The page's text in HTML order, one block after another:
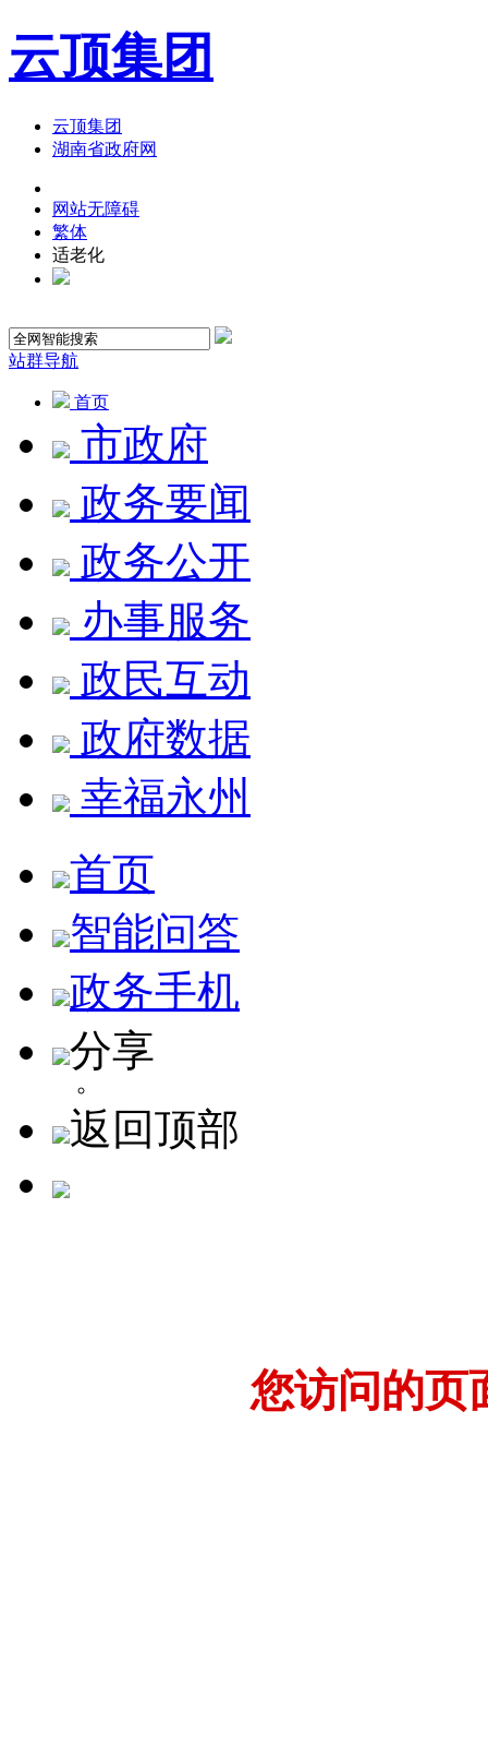
云顶集团
云顶集团
湖南省政府网
网站无障碍
繁体
适老化
站群导航
首页
市政府
政务要闻
政务公开
办事服务
政民互动
政府数据
幸福永州
首页
智能问答
政务手机
分享
返回顶部
您访问的页